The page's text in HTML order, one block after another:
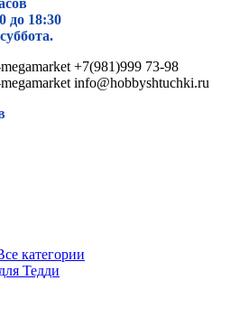
до 18:30
+7(981)999 73-98
info@hobbyshtuchki.ru
категории
Тедди